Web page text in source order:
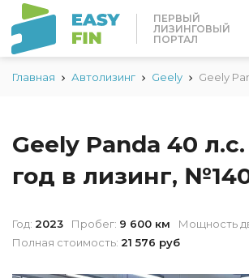
ПЕРВЫЙ
ЛИЗИНГОВЫЙ
ПОРТАЛ
Главная Автолизинг Geely Geely
Geely Panda 40
год в лизинг,
Год: 2023 Пробег: 9 600 км Мощность
Полная стоимость: 21 576 руб